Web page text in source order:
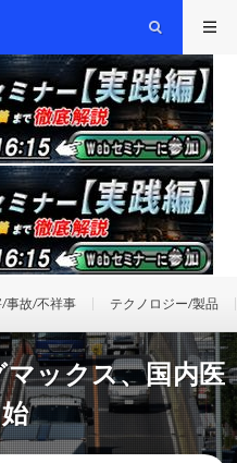
/事故/不祥事 テクノロジー/製品
ックス、国内医